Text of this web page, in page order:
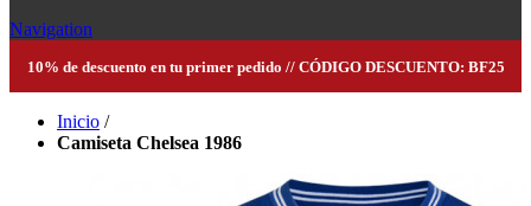
Navigation
10% de descuento en tu primer pedido // CÓDIGO DESCUENTO: BF25
Inicio /
Camiseta Chelsea 1986